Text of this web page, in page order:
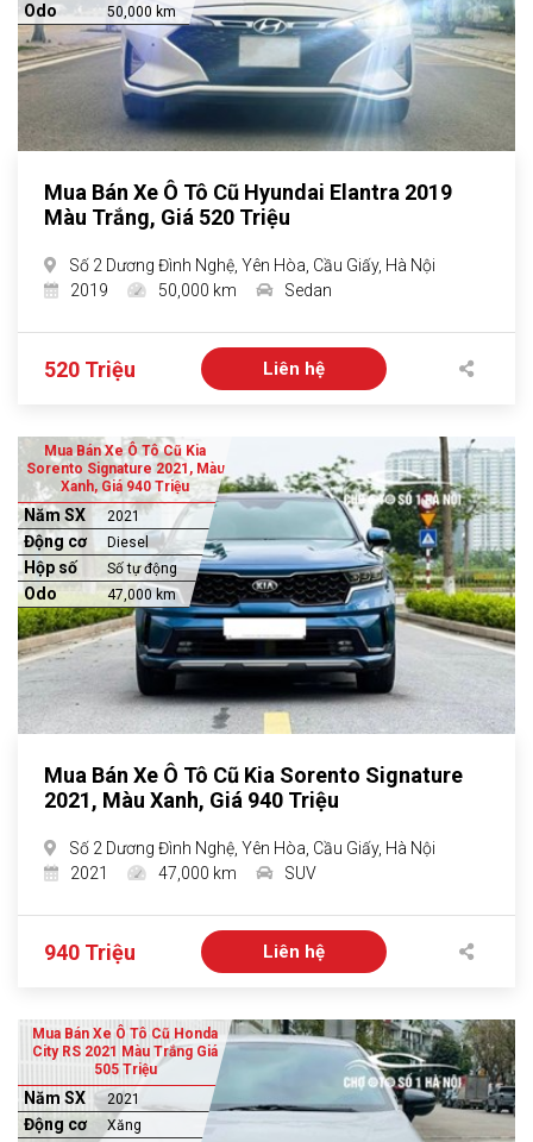
Odo 50,000 km
Mua Bán Xe Ô Tô Cũ Hyundai Elantra 2019
Màu Trắng, Giá 520 Triệu
Số 2 Dương Đình Nghệ, Yên Hòa, Cầu Giấy, Hà Nội
2019
50,000 km Sedan
520 Triệu Liên hệ
Mua Bán Xe Ô Tô Cũ Kia
Sorento Signature 2021, Màu
Xanh, Giá 940 Triệu
Năm SX 2021
Động cơ Diesel
Hộp số Số tự động
Odo 47,000 km
Mua Bán Xe Ô Tô Cũ Kia Sorento Signature
2021, Màu Xanh, Giá 940 Triệu
Số 2 Dương Đình Nghệ, Yên Hòa, Cầu Giấy, Hà Nội
2021
47,000 km SUV
940 Triệu Liên hệ
Mua Bán Xe Ô Tô Cũ Honda
City RS 2021 Màu Trắng Giá
505 Triệu
Năm SX 2021
Động cơ Xăng